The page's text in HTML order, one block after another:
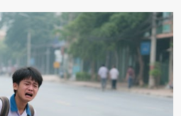
lên đôi vai gầy guộc của bà nội –
trai cả là Trí, lúc đó mới chỉ 17 tuổi.
học lớp 12 nhưng đã biết làm ruộng,
sáng rồi lại tất tả về đi học. Người
Trí học giỏi mà hiền, sau này
cô em gái: Mai, Lan và Hương – ba